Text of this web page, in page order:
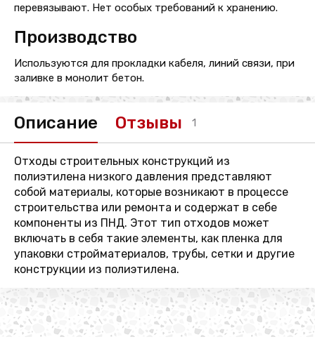
перевязывают. Нет особых требований к хранению.
Производство
Используются для прокладки кабеля, линий связи, при
заливке в монолит бетон.
Описание Отзывы 1
Отходы строительных конструкций из
полиэтилена низкого давления представляют
собой материалы, которые возникают в процессе
строительства или ремонта и содержат в себе
компоненты из ПНД. Этот тип отходов может
включать в себя такие элементы, как пленка для
упаковки стройматериалов, трубы, сетки и другие
конструкции из полиэтилена.